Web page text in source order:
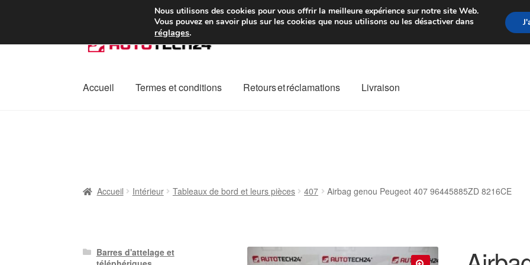
Colissimo livraison à partir de 7 EUR Du lundi au
à
navigation
au
Accueil Termes et conditions Retours et réclamations Livraison
Accueil Intérieur Tableaux de bord et leurs pièces 407 Airbag genou Peugeot 407 96445885ZD 8216CE
Barres d'attelage et
Nous utilisons des cookies pour vous offrir la meilleure expérience sur notre site Web.
Vous pouvez en savoir plus sur les cookies que nous utilisons ou les désactiver dans
réglages.